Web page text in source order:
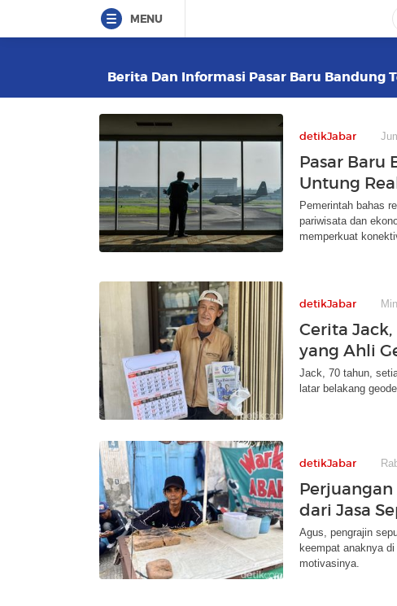
MENU
Berita Dan Informasi Pasar Baru Bandung
detikJabar
Pasar Baru
Untung
Pemerintah bahas
pariwisata dan
memperkuat
detikJabar
Cerita
yang Ahli
Jack, 70 tahun,
latar belakang
detikJabar
dari Jasa
Agus, pengrajin
keempat anaknya
motivasinya.